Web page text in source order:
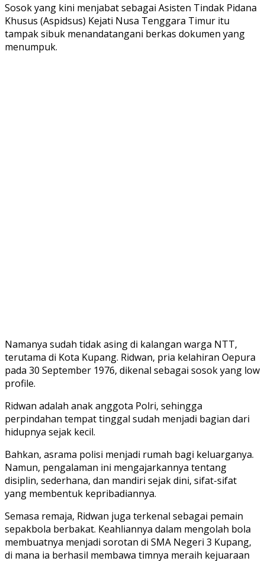
Sosok yang kini menjabat sebagai Asisten Tindak Pidana
Khusus (Aspidsus) Kejati Nusa Tenggara Timur itu
tampak sibuk menandatangani berkas dokumen yang
menumpuk.
Namanya sudah tidak asing di kalangan warga NTT,
terutama di Kota Kupang. Ridwan, pria kelahiran Oepura
pada 30 September 1976, dikenal sebagai sosok yang low
profile.
Ridwan adalah anak anggota Polri, sehingga
perpindahan tempat tinggal sudah menjadi bagian dari
hidupnya sejak kecil.
Bahkan, asrama polisi menjadi rumah bagi keluarganya.
Namun, pengalaman ini mengajarkannya tentang
disiplin, sederhana, dan mandiri sejak dini, sifat-sifat
yang membentuk kepribadiannya.
Semasa remaja, Ridwan juga terkenal sebagai pemain
sepakbola berbakat. Keahliannya dalam mengolah bola
membuatnya menjadi sorotan di SMA Negeri 3 Kupang,
di mana ia berhasil membawa timnya meraih kejuaraan